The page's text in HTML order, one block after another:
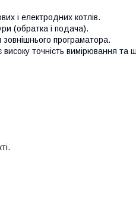
і електродних котлів.
(обратка і подача).
програматора.
точність вимірювання та